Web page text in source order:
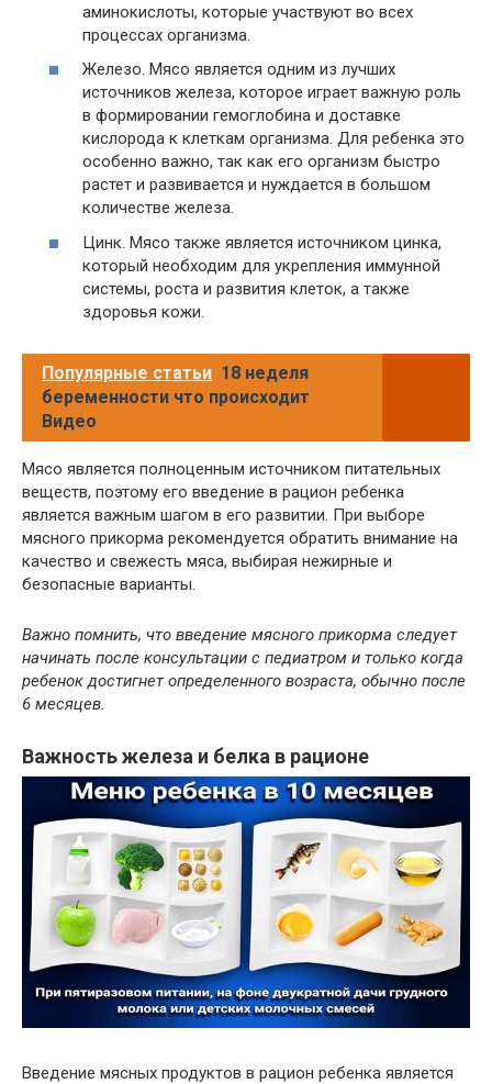
аминокислоты, которые участвуют во всех
процессах организма.
Железо. Мясо является одним из лучших
источников железа, которое играет важную роль
в формировании гемоглобина и доставке
кислорода к клеткам организма. Для ребенка это
особенно важно, так как его организм быстро
растет и развивается и нуждается в большом
количестве железа.
Цинк. Мясо также является источником цинка,
который необходим для укрепления иммунной
системы, роста и развития клеток, а также
здоровья кожи.
Популярные статьи 18 неделя
беременности что происходит
Видео
Мясо является полноценным источником питательных
веществ, поэтому его введение в рацион ребенка
является важным шагом в его развитии. При выборе
мясного прикорма рекомендуется обратить внимание на
качество и свежесть мяса, выбирая нежирные и
безопасные варианты.
Важно помнить, что введение мясного прикорма следует
начинать после консультации с педиатром и только когда
ребенок достигнет определенного возраста, обычно после
6 месяцев.
Важность железа и белка в рационе
Введение мясных продуктов в рацион ребенка является